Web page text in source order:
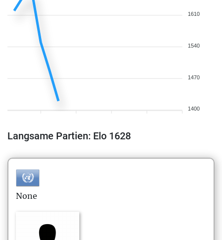
1610
1540
1470
1400
Langsame Partien: Elo 1628
None